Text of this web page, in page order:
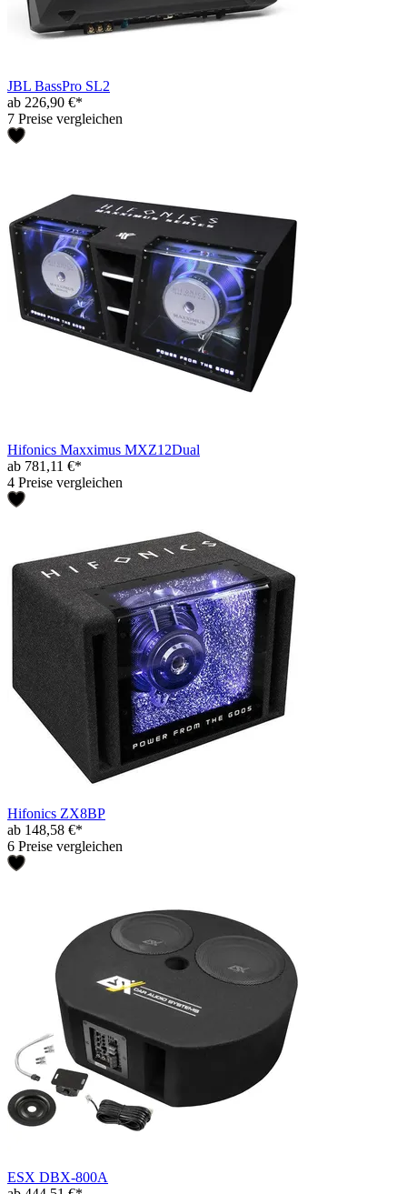
JBL BassPro SL2
ab 226,90 €*
7 Preise vergleichen
Hifonics Maxximus MXZ12Dual
ab 781,11 €*
4 Preise vergleichen
Hifonics ZX8BP
ab 148,58 €*
6 Preise vergleichen
ESX DBX-800A